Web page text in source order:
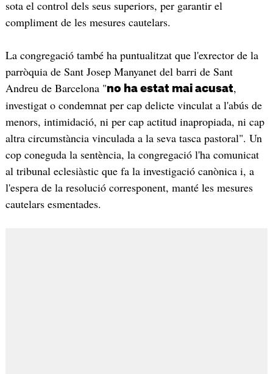
sota el control dels seus superiors, per garantir el
compliment de les mesures cautelars.
La congregació també ha puntualitzat que l'exrector de la
parròquia de Sant Josep Manyanet del barri de Sant
Andreu de Barcelona "no ha estat mai acusat,
investigat o condemnat per cap delicte vinculat a l'abús de
menors, intimidació, ni per cap actitud inapropiada, ni cap
altra circumstància vinculada a la seva tasca pastoral". Un
cop coneguda la sentència, la congregació l'ha comunicat
al tribunal eclesiàstic que fa la investigació canònica i, a
l'espera de la resolució corresponent, manté les mesures
cautelars esmentades.